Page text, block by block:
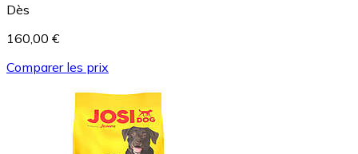
Dès
160,00 €
Comparer les prix